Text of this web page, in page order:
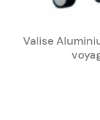
Valise